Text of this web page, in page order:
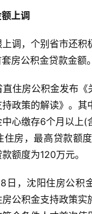
上调
调，个别省市还积
房公积金贷款金额。
直住房公积金发布《
政策的解读》。其
心缴存6个月以上(
住房，最高贷款额
额度为120万元。
日，沈阳住房公积
公积金支持政策实